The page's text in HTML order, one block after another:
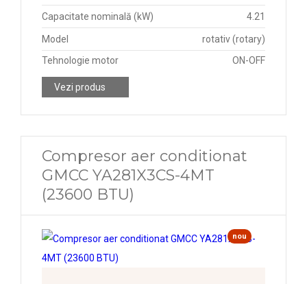
Capacitate nominală (kW) 4.21
Model
rotativ (rotary)
Tehnologie motor
ON-OFF
Vezi produs
Compresor aer conditionat
GMCC YA281X3CS-4MT
(23600 BTU)
nou